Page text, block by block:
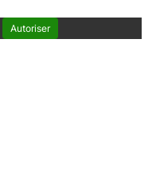
Autoriser